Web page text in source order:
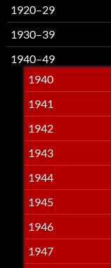
1920–29
1930–39
1940–49
1940
1941
1942
1943
1944
1945
1946
1947